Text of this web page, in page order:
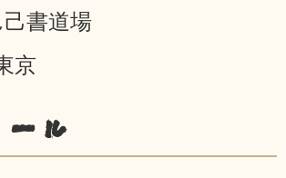
書道場
京
ール